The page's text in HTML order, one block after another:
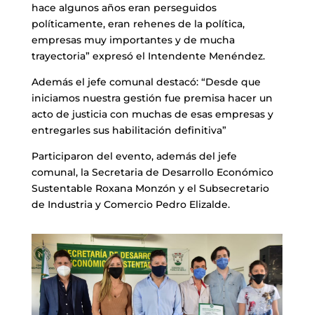
hace algunos años eran perseguidos
políticamente, eran rehenes de la política,
empresas muy importantes y de mucha
trayectoria” expresó el Intendente Menéndez.
Además el jefe comunal destacó: “Desde que
iniciamos nuestra gestión fue premisa hacer un
acto de justicia con muchas de esas empresas y
entregarles sus habilitación definitiva”
Participaron del evento, además del jefe
comunal, la Secretaria de Desarrollo Económico
Sustentable Roxana Monzón y el Subsecretario
de Industria y Comercio Pedro Elizalde.